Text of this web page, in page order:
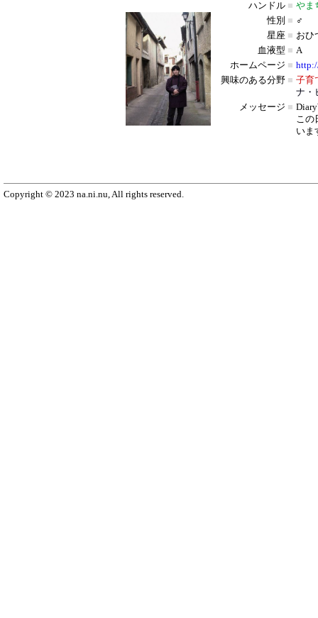
ハンドル ■ やま
性別 ■ ♂
星座 ■ おひ
血液型 ■ A
ホームページ ■
興味のある分野 ■ 子育
ナ・
メッセージ ■
この
いま
Copyright © 2023 na.ni.nu, All rights reserved.